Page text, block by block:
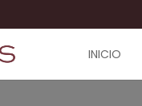
INICIO